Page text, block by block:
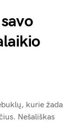
kurie žada
Nešališkas